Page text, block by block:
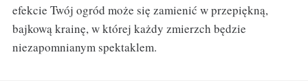
efekcie Twój ogród może się zamienić w przepiękną,
bajkową krainę, w której każdy zmierzch będzie
niezapomnianym spektaklem.